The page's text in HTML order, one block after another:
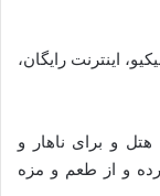
اینترنت رایگان،
و برای ناهار و
و از طعم و مزه